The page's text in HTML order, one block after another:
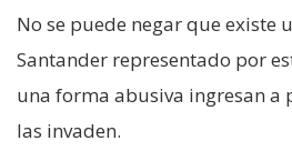
No se puede negar que existe
Santander representado por
una forma abusiva ingresan a
las invaden.